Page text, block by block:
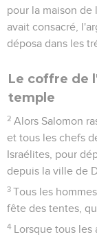
pour la maison de
avait consacré,
déposa dans les
Le coffre de
temple
2 Alors Salomon
et tous les chefs
Israélites, pour
depuis la ville de
3 Tous les
fête des tentes,
4 Lorsque tous les